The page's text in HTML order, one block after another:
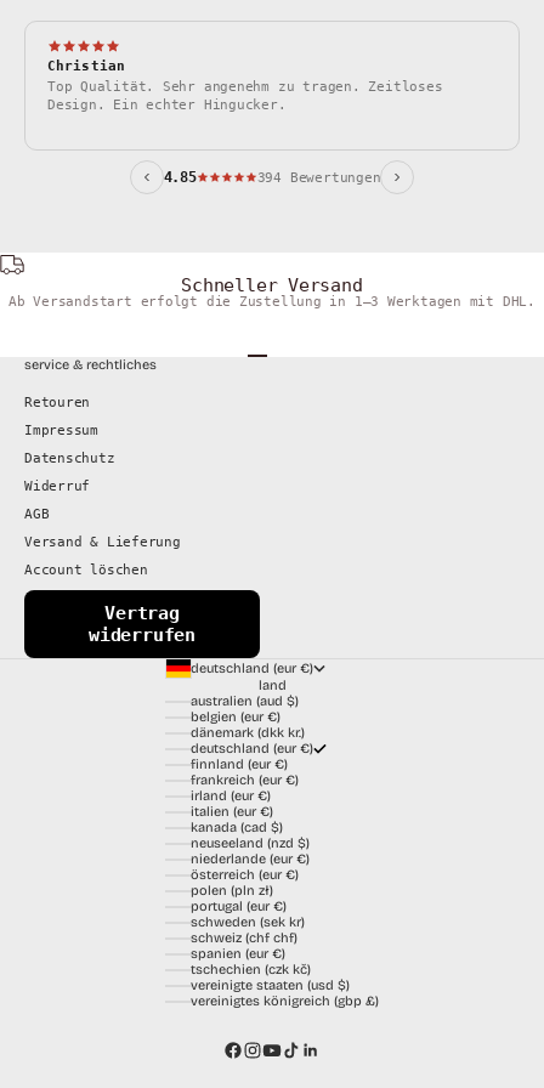
Christian
Top Qualität. Sehr angenehm zu tragen. Zeitloses
Design. Ein echter Hingucker.
4.85 394 Bewertungen
Schneller Versand
Ab Versandstart erfolgt die Zustellung in 1–3 Werktagen mit DHL.
Gehe zu Element 1
service & rechtliches
Retouren
Impressum
Datenschutz
Widerruf
AGB
Versand & Lieferung
Account löschen
Vertrag
widerrufen
deutschland (eur €)
land
australien (aud $)
belgien (eur €)
dänemark (dkk kr.)
deutschland (eur €)
finnland (eur €)
frankreich (eur €)
irland (eur €)
italien (eur €)
kanada (cad $)
neuseeland (nzd $)
niederlande (eur €)
österreich (eur €)
polen (pln zł)
portugal (eur €)
schweden (sek kr)
schweiz (chf chf)
spanien (eur €)
tschechien (czk kč)
vereinigte staaten (usd $)
vereinigtes königreich (gbp £)